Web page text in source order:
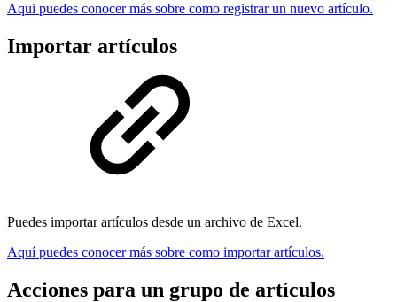
Aqui puedes conocer más sobre como registrar un nuevo artículo.
Importar artículos
Puedes importar artículos desde un archivo de Excel.
Aquí puedes conocer más sobre como importar artículos.
Acciones para un grupo de artículos